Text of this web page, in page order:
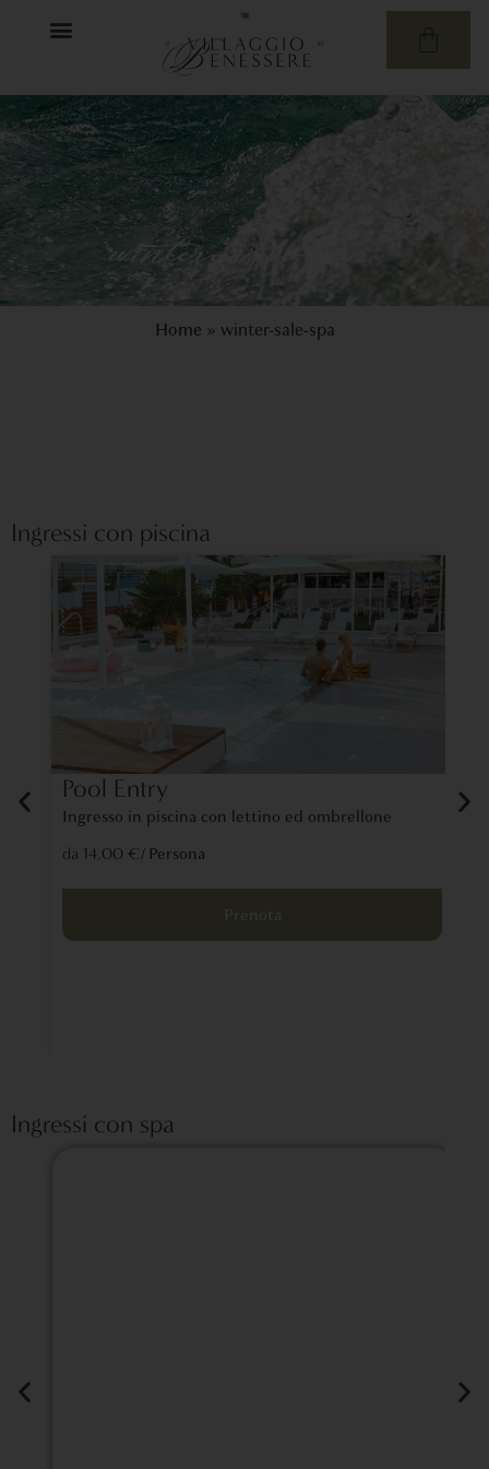
winter-sale-spa
Home » winter-sale-spa
Ingressi con piscina
Pool Entry
Ingresso in piscina con lettino ed ombrellone
da 14,00 € / Persona
Prenota
Ingressi con spa